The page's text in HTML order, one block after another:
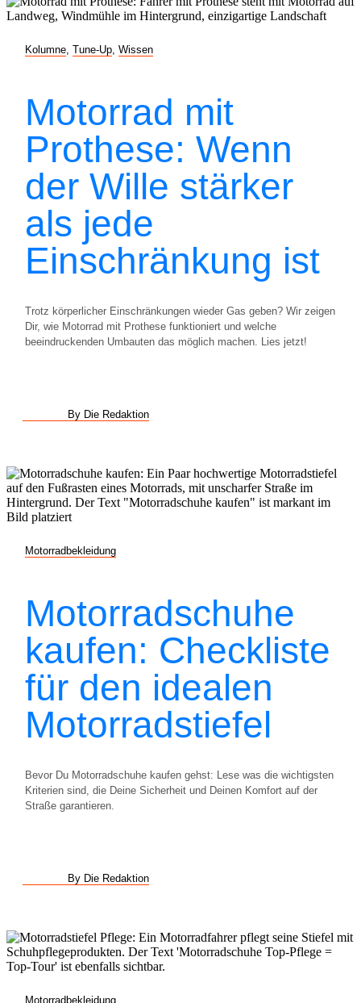
Kolumne Tune-Up Wissen
Motorrad mit
Prothese: Wenn
der Wille stärker
als jede
Einschränkung ist
Trotz körperlicher Einschränkungen wieder Gas geben? Wir zeigen
Dir, wie Motorrad mit Prothese funktioniert und welche
beeindruckenden Umbauten das möglich machen. Lies jetzt!
By Die Redaktion
Motorradbekleidung
Motorradschuhe
kaufen: Checkliste
für den idealen
Motorradstiefel
Bevor Du Motorradschuhe kaufen gehst: Lese was die wichtigsten
Kriterien sind, die Deine Sicherheit und Deinen Komfort auf der
Straße garantieren.
By Die Redaktion
Motorradbekleidung